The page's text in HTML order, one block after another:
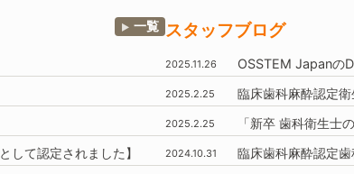
一覧
として認定されました】
スタッフブログ
2025.11.26 OSSTEM Japanの
2025.2.25 臨床歯科麻酔認定衛
2025.2.25 「新卒 歯科衛生士
2024.10.31 臨床歯科麻酔認定